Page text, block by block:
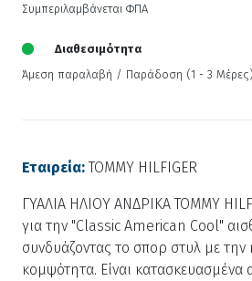
Συμπεριλαμβάνεται ΦΠΑ
Διαθεσιμότητα
Άμεση παραλαβή / Παράδoση (1 - 3 Μέρες)
Εταιρεία: TOMMY HILFIGER
ΓΥΑΛΙΑ ΗΛΙΟΥ ΑΝΔΡΙΚΑ TOMMY
για την "Classic American Cool"
συνδυάζοντας το σπορ στυλ με την
κομψότητα. Είναι κατασκευασμένα